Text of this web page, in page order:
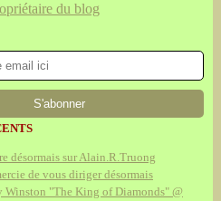
du blog
désormais sur Alain.R.Truong
de vous diriger désormais
Winston "The King of Diamonds" @